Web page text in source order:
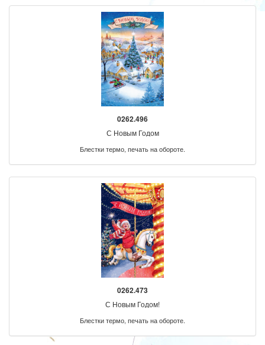
0262.496
С Новым Годом
Блестки термо, печать на обороте.
0262.473
С Новым Годом!
Блестки термо, печать на обороте.